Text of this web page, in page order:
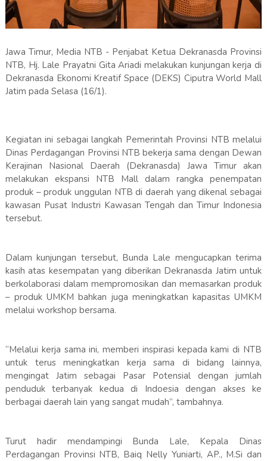
Jawa Timur, Media NTB - Penjabat Ketua Dekranasda Provinsi
NTB, Hj. Lale Prayatni Gita Ariadi melakukan kunjungan kerja di
Dekranasda Ekonomi Kreatif Space (DEKS) Ciputra World Mall
Jatim pada Selasa (16/1).
Kegiatan ini sebagai langkah Pemerintah Provinsi NTB melalui
Dinas Perdagangan Provinsi NTB bekerja sama dengan Dewan
Kerajinan Nasional Daerah (Dekranasda) Jawa Timur akan
melakukan ekspansi NTB Mall dalam rangka penempatan
produk – produk unggulan NTB di daerah yang dikenal sebagai
kawasan Pusat Industri Kawasan Tengah dan Timur Indonesia
tersebut.
Dalam kunjungan tersebut, Bunda Lale mengucapkan terima
kasih atas kesempatan yang diberikan Dekranasda Jatim untuk
berkolaborasi dalam mempromosikan dan memasarkan produk
– produk UMKM bahkan juga meningkatkan kapasitas UMKM
melalui workshop bersama.
“Melalui kerja sama ini, memberi inspirasi kepada kami di NTB
untuk terus meningkatkan kerja sama di bidang lainnya,
mengingat Jatim sebagai Pasar Potensial dengan jumlah
penduduk terbanyak kedua di Indoesia dengan akses ke
berbagai daerah lain yang sangat mudah”, tambahnya.
Turut hadir mendampingi Bunda Lale, Kepala Dinas
Perdagangan Provinsi NTB, Baiq Nelly Yuniarti, AP., M.Si dan